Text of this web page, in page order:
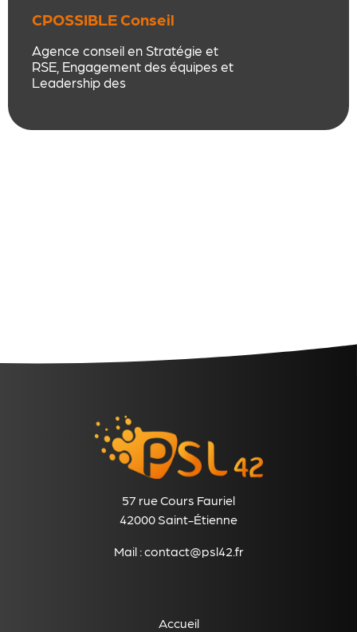
CPOSSIBLE Conseil
Agence conseil en Stratégie et
RSE, Engagement des équipes et
Leadership des
57 rue Cours Fauriel
42000 Saint-Étienne
Mail :contact@psl42.fr
Accueil